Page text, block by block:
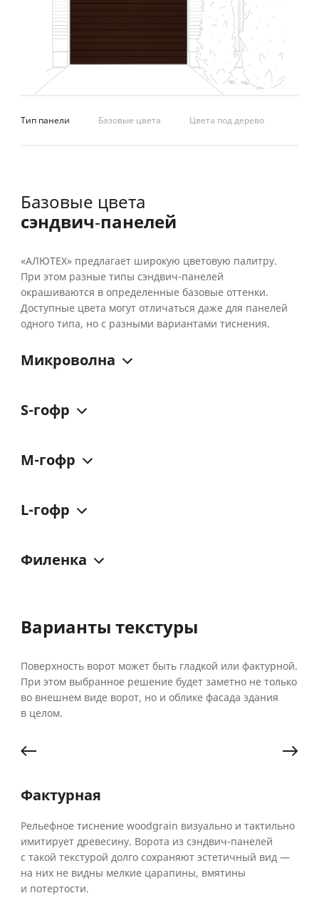
Тип панели Базовые цвета Цвета под дерево
Базовые цвета
сэндвич‑панелей
«АЛЮТЕХ» предлагает широкую цветовую палитру.
При этом разные типы сэндвич-панелей
окрашиваются в определенные базовые оттенки.
Доступные цвета могут отличаться даже для панелей
одного типа, но с разными вариантами тиснения.
Микроволна
S-гофр
M-гофр
L-гофр
Филенка
Варианты текстуры
Поверхность ворот может быть гладкой или фактурной.
При этом выбранное решение будет заметно не только
во внешнем виде ворот, но и облике фасада здания
в целом.
Фактурная
Рельефное тиснение woodgrain визуально и тактильно
имитирует древесину. Ворота из сэндвич-панелей
с такой текстурой долго сохраняют эстетичный вид —
на них не видны мелкие царапины, вмятины
и потертости.